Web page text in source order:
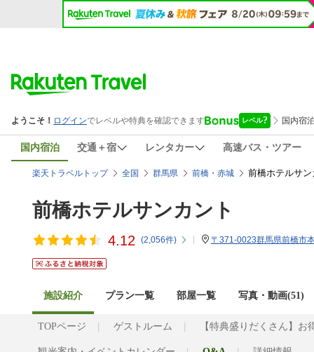
国内宿泊 交通＋宿 レンタカー 高速バス・ツアー
楽天トラベルトップ 全国 群馬県 前橋・赤城 前橋ホテルサ
前橋ホテルサンカント
4.12 (2,056件) 〒371-0023群馬県前橋市
施設紹介 プラン一覧 部屋一覧 写真・動画(51)
TOPページ ゲストルーム 【特典盛りだくさん】お